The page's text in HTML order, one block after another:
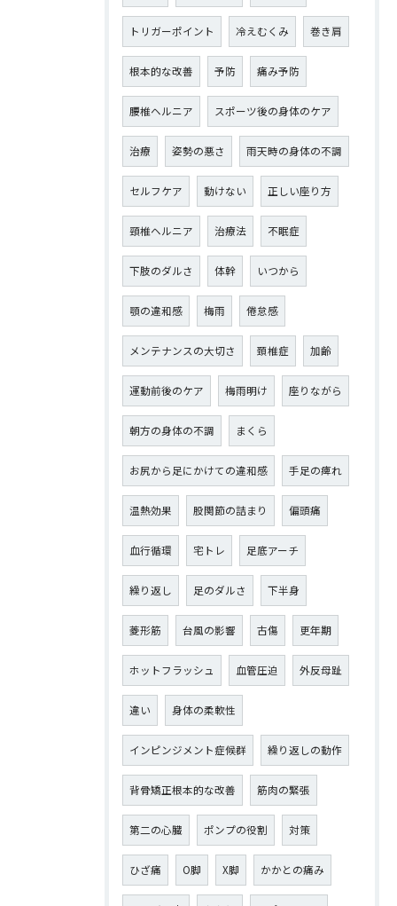
トリガーポイント 冷えむくみ 巻き肩
根本的な改善 予防 痛み予防
腰椎ヘルニア スポーツ後の身体のケア
治療 姿勢の悪さ 雨天時の身体の不調
セルフケア 動けない 正しい座り方
頸椎ヘルニア 治療法 不眠症
下肢のダルさ 体幹 いつから
顎の違和感 梅雨 倦怠感
メンテナンスの大切さ 頚椎症 加齢
運動前後のケア 梅雨明け 座りながら
朝方の身体の不調 まくら
お尻から足にかけての違和感 手足の痺れ
温熱効果 股関節の詰まり 偏頭痛
血行循環 宅トレ 足底アーチ
繰り返し 足のダルさ 下半身
菱形筋 台風の影響 古傷 更年期
ホットフラッシュ 血管圧迫 外反母趾
違い 身体の柔軟性
インピンジメント症候群 繰り返しの動作
背骨矯正根本的な改善 筋肉の緊張
第二の心臓 ポンプの役割 対策
ひざ痛 О脚 X脚 かかとの痛み